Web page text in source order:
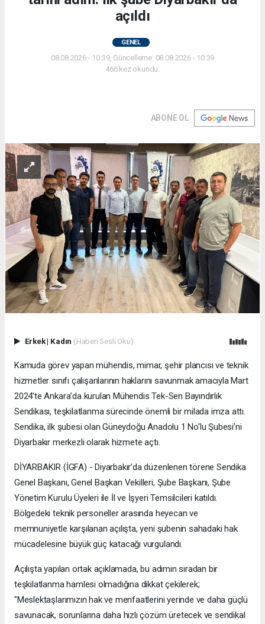
açıldı
GENEL
08.08.2026 - 10:39, Güncelleme: 08.08.2026 - 10:39
466 kez okundu.
ABONE OL
Erkek| Kadın (Haberi Sesli Oku)
Kamuda görev yapan mühendis, mimar, şehir plancısı ve teknik
hizmetler sınıfı çalışanlarının haklarını savunmak amacıyla Mart
2024’te Ankara’da kurulan Mühendis Tek-Sen Bayındırlık
Sendikası, teşkilatlanma sürecinde önemli bir milada imza attı.
Sendika, ilk şubesi olan Güneydoğu Anadolu 1 No'lu Şubesi’ni
Diyarbakır merkezli olarak hizmete açtı.
DİYARBAKIR (İGFA) - Diyarbakır’da düzenlenen törene Sendika
Genel Başkanı, Genel Başkan Vekilleri, Şube Başkanı, Şube
Yönetim Kurulu Üyeleri ile İl ve İşyeri Temsilcileri katıldı.
Bölgedeki teknik personeller arasında heyecan ve
memnuniyetle karşılanan açılışta, yeni şubenin sahadaki hak
mücadelesine büyük güç katacağı vurgulandı.
​Açılışta yapılan ortak açıklamada, bu adımın sıradan bir
teşkilatlanma hamlesi olmadığına dikkat çekilerek;
"Meslektaşlarımızın hak ve menfaatlerini yerinde ve daha güçlü
savunacak, sorunlarına daha hızlı çözüm üretecek ve sendikal